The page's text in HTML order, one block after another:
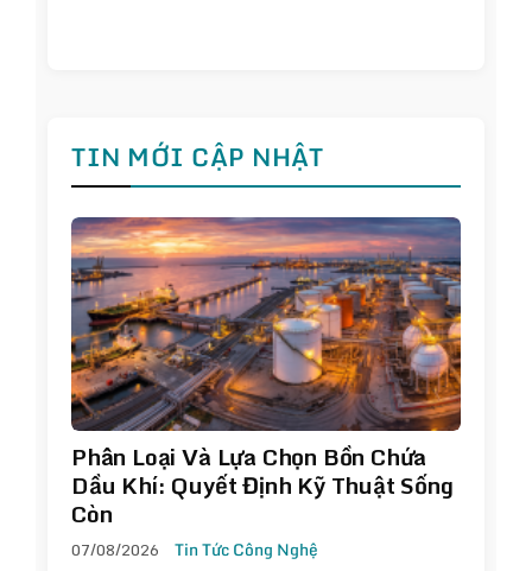
TIN MỚI CẬP NHẬT
Phân Loại Và Lựa Chọn Bồn Chứa
Dầu Khí: Quyết Định Kỹ Thuật Sống
Còn
07/08/2026 Tin Tức Công Nghệ